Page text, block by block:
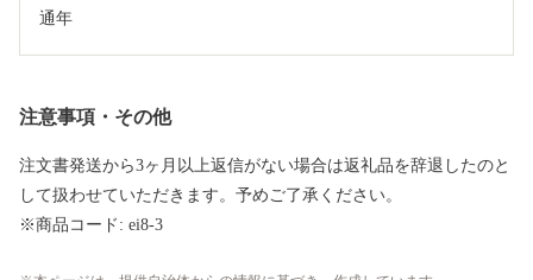
通年
注意事項・その他
注文書発送から3ヶ月以上返信がない場合は返礼品を辞退したのと
して扱わせていただきます。予めご了承ください。
※商品コード: ei8-3